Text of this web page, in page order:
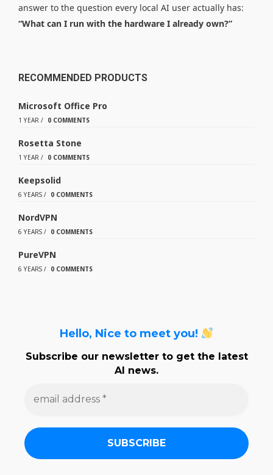
answer to the question every local AI user actually has:
“What can I run with the hardware I already own?”
RECOMMENDED PRODUCTS
Microsoft Office Pro
1 YEAR / 0 COMMENTS
Rosetta Stone
1 YEAR / 0 COMMENTS
Keepsolid
6 YEARS / 0 COMMENTS
NordVPN
6 YEARS / 0 COMMENTS
PureVPN
6 YEARS / 0 COMMENTS
Hello, Nice to meet you!
Subscribe our newsletter to get the latest
AI news.
a
d